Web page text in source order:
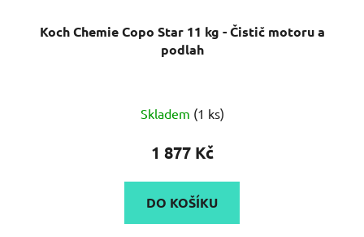
Koch Chemie Copo Star 11 kg - Čistič motoru a
podlah
Skladem (1 ks)
1 877 Kč
DO KOŠÍKU